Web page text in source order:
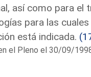
así como para el
para las cuales
está indicada.
el Pleno el 30/09/